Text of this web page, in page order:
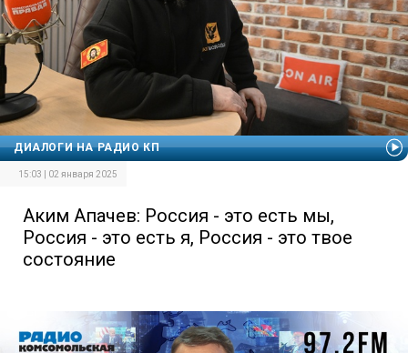
ДИАЛОГИ НА РАДИО КП
15:03 | 02 января 2025
Аким Апачев: Россия - это есть мы,
Россия - это есть я, Россия - это твое
состояние